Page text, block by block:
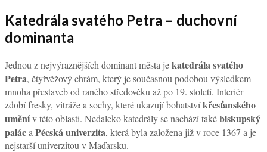
Katedrála svatého Petra – duchovní
dominanta
Jednou z nejvýraznějších dominant města jekatedrála svatého
Petra, čtyřvěžový chrám, který je současnou podobou výsledkem
mnoha přestaveb od raného středověku až po 19. století. Interiér
zdobí fresky, vitráže a sochy, které ukazují bohatstvíkřesťanského
uměnív této oblasti. Nedaleko katedrály se nachází takébiskupský
paláca Pécská univerzita, která byla založena již v roce 1367 a je
nejstarší univerzitou v Maďarsku.